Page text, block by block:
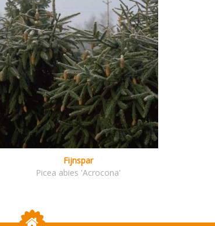
Fijnspar
Picea abies 'Acrocona'